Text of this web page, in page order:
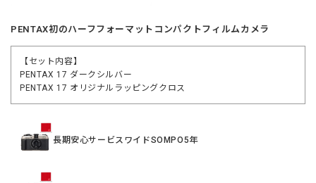
PENTAX初のハーフフォーマットコンパクトフィルムカメラ
【セット内容】
PENTAX 17 ダークシルバー
PENTAX 17 オリジナルラッピングクロス
長期安心サービスワイドSOMPO5年